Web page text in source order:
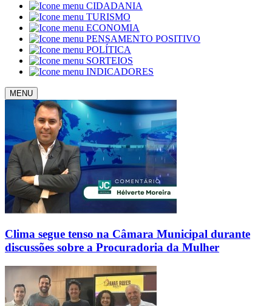
CIDADANIA
TURISMO
ECONOMIA
PENSAMENTO POSITIVO
POLÍTICA
SORTEIOS
INDICADORES
MENU
Clima segue tenso na Câmara Municipal durante
discussões sobre a Procuradoria da Mulher